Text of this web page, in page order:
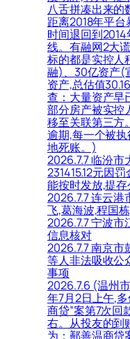
八舌拼凑出来的
距离2018年平台
时间退回到2014
线。有融网2大
标的都是实控人
融)、30亿资产(
资产,总估值
查：大量资产早
部分房产被实控
移至关联第三方
逾期,每一个被
地死账。)
2026.7.7 临汾市
231415.12元因
能按时发放,提
2026.7.7 连云港
飞,葛海波,程国
2026.7.7 宁波市
信息核对
2026.7.7 南京市
等人非法吸收公
事项
2026.7.6 (温州
年7月2日上午,
商贷”案第7次回
右。从投友的到
为：鄯善温商贷